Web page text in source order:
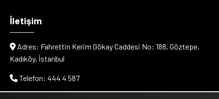
İletişim
Adres: Fahrettin Kerim Gökay Caddesi No: 188, Göztepe,
Kadıköy, İstanbul
Telefon: 444 4 587